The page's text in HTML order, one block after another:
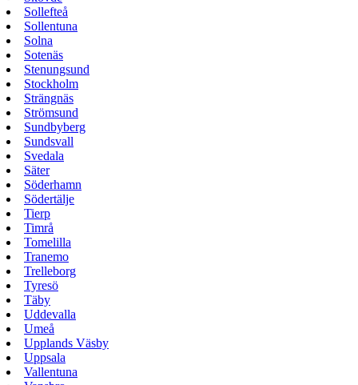
Sollefteå
Sollentuna
Solna
Sotenäs
Stenungsund
Stockholm
Strängnäs
Strömsund
Sundbyberg
Sundsvall
Svedala
Säter
Söderhamn
Södertälje
Tierp
Timrå
Tomelilla
Tranemo
Trelleborg
Tyresö
Täby
Uddevalla
Umeå
Upplands Väsby
Uppsala
Vallentuna